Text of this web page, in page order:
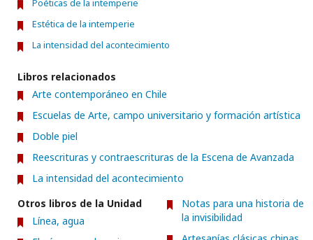
Poéticas de la intemperie
Estética de la intemperie
La intensidad del acontecimiento
Libros relacionados
Arte contemporáneo en Chile
Escuelas de Arte, campo universitario y formación artística
Doble piel
Reescrituras y contraescrituras de la Escena de Avanzada
La intensidad del acontecimiento
Otros libros de la Unidad
Línea, agua
Notas para una historia de
la invisibilidad